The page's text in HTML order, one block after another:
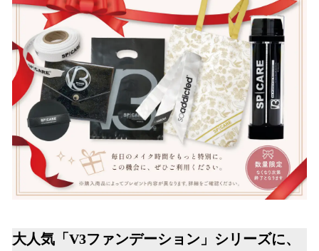
大人気「V3ファンデーション」シリーズに、